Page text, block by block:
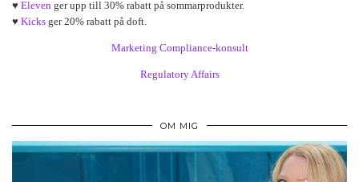
♥ Eleven ger upp till 30% rabatt på sommarprodukter.
♥ Kicks ger 20% rabatt på doft.
Marketing Compliance-konsult
Regulatory Affairs
OM MIG